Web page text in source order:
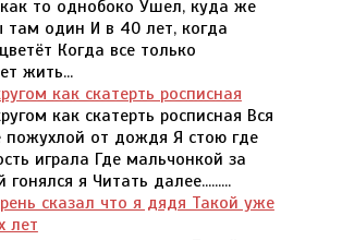
как то однобоко Ушел, куда же
там один И в 40 лет, когда
Когда все только
жить...
как скатерть росписная
как скатерть росписная Вся
пожухлой от дождя Я стою где
играла Где мальчонкой за
гонялся я Читать далее.........
сказал что я дядя Такой уже
лет